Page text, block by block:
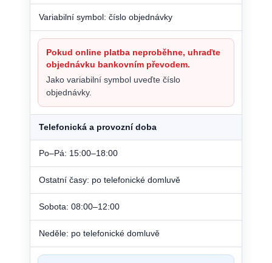
Variabilní symbol: číslo objednávky
Pokud online platba neproběhne, uhraďte
objednávku bankovním převodem.
Jako variabilní symbol uveďte číslo
objednávky.
Telefonická a provozní doba
Po–Pá: 15:00–18:00
Ostatní časy: po telefonické domluvě
Sobota: 08:00–12:00
Neděle: po telefonické domluvě